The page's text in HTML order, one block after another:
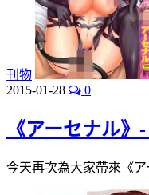
刊物
2015-01-28
0
《アーセナル
今天再次為大家帶來《